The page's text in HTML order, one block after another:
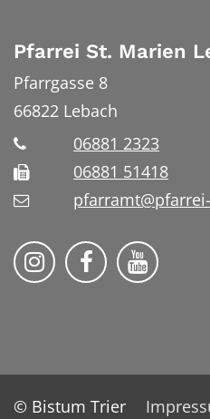
Pfarrei St. Marien
Pfarrgasse 8
66822 Lebach
06881 2323
06881 51418
Bistum Trier auf
Bistum Trier
© Bistum Trier